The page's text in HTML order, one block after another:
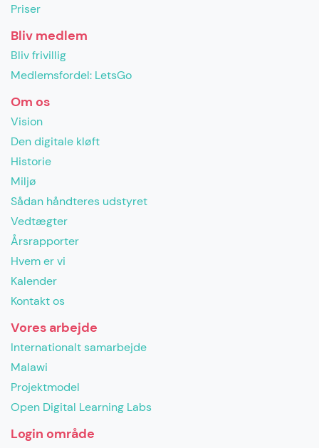
Priser
Bliv medlem
Bliv frivillig
Medlemsfordel: LetsGo
Om os
Vision
Den digitale kløft
Historie
Miljø
Sådan håndteres udstyret
Vedtægter
Årsrapporter
Hvem er vi
Kalender
Kontakt os
Vores arbejde
Internationalt samarbejde
Malawi
Projektmodel
Open Digital Learning Labs
Login område